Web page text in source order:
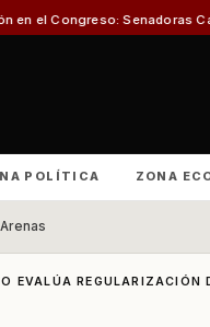
Senadoras Campillai y
POLÍTICA ZONA
EVALÚA REGULARIZACIÓN